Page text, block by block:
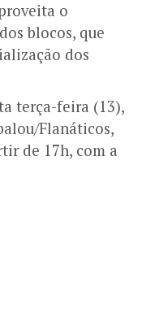
o
blocos, que
dos
terça-feira (13),
Flanáticos,
de 17h, com a